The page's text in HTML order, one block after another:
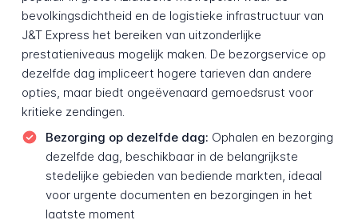
bevolkingsdichtheid en de logistieke infrastructuur van
J&T Express het bereiken van uitzonderlijke
prestatieniveaus mogelijk maken. De bezorgservice op
dezelfde dag impliceert hogere tarieven dan andere
opties, maar biedt ongeëvenaard gemoedsrust voor
kritieke zendingen.
Bezorging op dezelfde dag: Ophalen en bezorging
dezelfde dag, beschikbaar in de belangrijkste
stedelijke gebieden van bediende markten, ideaal
voor urgente documenten en bezorgingen in het
laatste moment